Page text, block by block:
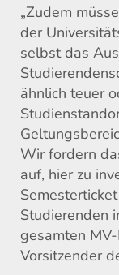
„Zudem
der
selbst das
ähnlich teuer
Wir fordern
auf, hier zu
Studierenden
gesamten
Vorsitzender